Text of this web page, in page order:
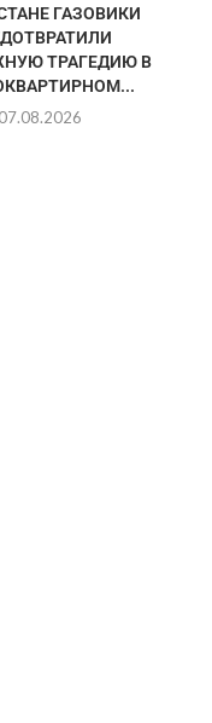
ГАЗОВИКИ
ТРАГЕДИЮ В
07.08.2026